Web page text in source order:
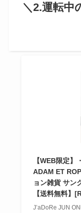
＼2.運転中
【WEB限定
ADAM ET
ョン雑貨 サン
【送料無料
J’aDoRe JUN